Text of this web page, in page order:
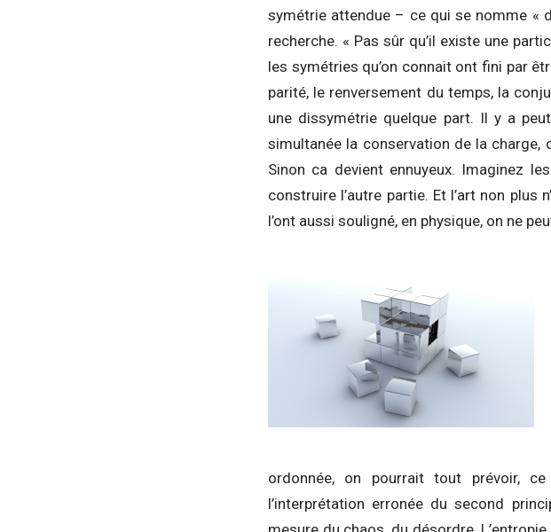
symétrie attendue – ce qui se nomme «
recherche. « Pas sûr qu’il existe une
les symétries qu’on connait ont fini par
parité, le renversement du temps, la
une dissymétrie quelque part. Il y a
simultanée la conservation de la
Sinon ca devient ennuyeux. Imaginez
construire l’autre partie. Et l’art non
l’ont aussi souligné, en physique, on ne
ordonnée, on pourrait tout prévoir,
l’interprétation erronée du second